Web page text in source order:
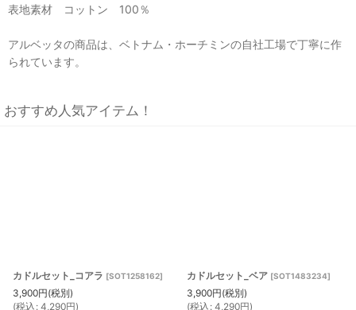
表地素材 コットン 100％
アルベッタの商品は、ベトナム・ホーチミンの自社工場で丁寧に作
られています。
おすすめ人気アイテム！
カドルセット_コアラ [SOT1258162]
3,900円(税別)
(税込 : 4,290円)
カドルセット_ベア [SOT1483234]
3,900円(税別)
(税込 : 4,290円)